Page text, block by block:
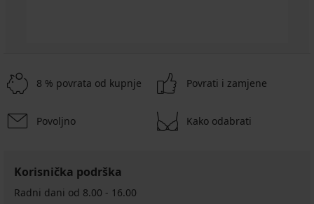
8 % povrata od kupnje Povrati i zamjene
Povoljno Kako odabrati
Korisnička podrška
Radni dani od 8.00 - 16.00